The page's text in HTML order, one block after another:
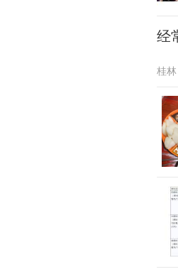
经
桂林